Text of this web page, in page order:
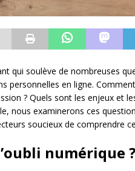
qui soulève de nombreuses
personnelles en ligne.
? Quels sont les enjeux et
nous examinerons ces
soucieux de comprendre
numérique ?